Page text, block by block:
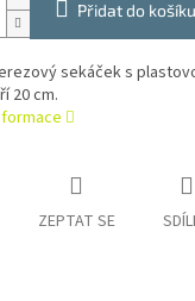
Přidat do košíku
sekáček s
20 cm.
ZEPTAT SE